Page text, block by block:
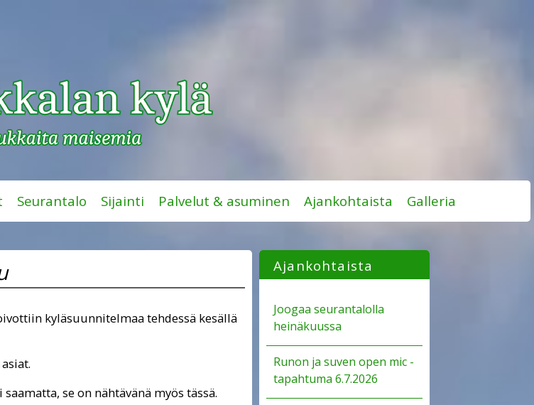
Seurantalo Sijainti Palvelut & asuminen Ajankohtaista Galleria
kyläsuunnitelmaa tehdessä kesällä
se on nähtävänä myös tässä.
Ajankohtaista
Joogaa seurantalolla
heinäkuussa
Runon ja suven open mic -
tapahtuma 6.7.2026